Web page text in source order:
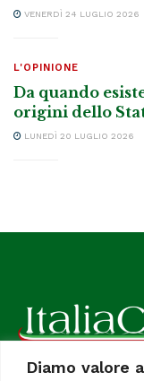
Diamo valore
VENERDÌ 24 LUGLIO 2026
L'OPINIONE
Da quando
origini dello
LUNEDÌ 20 LUGLIO 2026